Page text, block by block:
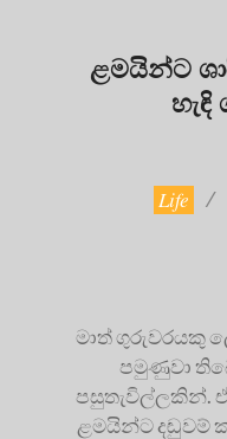
ළමයින්ට
හැඳි
Life
මාත් ගුරුවරයකු
පමුණුවා
පසුතැවිල්ලකින්.
ළමයින්ට දඬුවම්